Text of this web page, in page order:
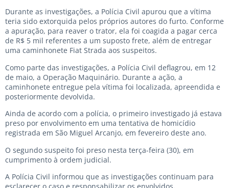
Durante as investigações, a Polícia Civil apurou que a vítima
teria sido extorquida pelos próprios autores do furto. Conforme
a apuração, para reaver o trator, ela foi coagida a pagar cerca
de R$ 5 mil referentes a um suposto frete, além de entregar
uma caminhonete Fiat Strada aos suspeitos.
Como parte das investigações, a Polícia Civil deflagrou, em 12
de maio, a Operação Maquinário. Durante a ação, a
caminhonete entregue pela vítima foi localizada, apreendida e
posteriormente devolvida.
Ainda de acordo com a polícia, o primeiro investigado já estava
preso por envolvimento em uma tentativa de homicídio
registrada em São Miguel Arcanjo, em fevereiro deste ano.
O segundo suspeito foi preso nesta terça-feira (30), em
cumprimento à ordem judicial.
A Polícia Civil informou que as investigações continuam para